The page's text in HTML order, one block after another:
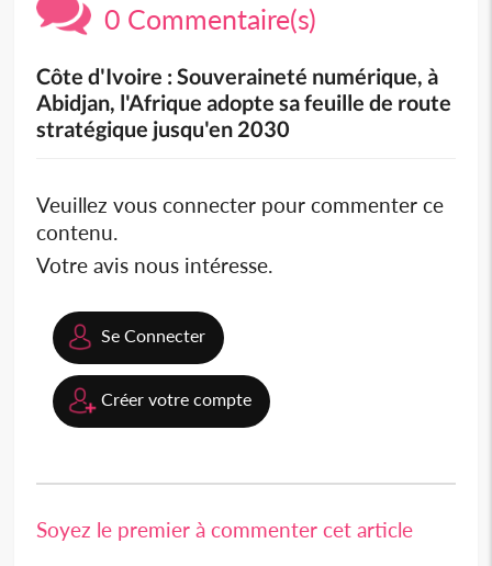
0 Commentaire(s)
Côte d'Ivoire : Souveraineté numérique, à
Abidjan, l'Afrique adopte sa feuille de route
stratégique jusqu'en 2030
Veuillez vous connecter pour commenter ce
contenu.
Votre avis nous intéresse.
Se Connecter
Créer votre compte
Soyez le premier à commenter cet article